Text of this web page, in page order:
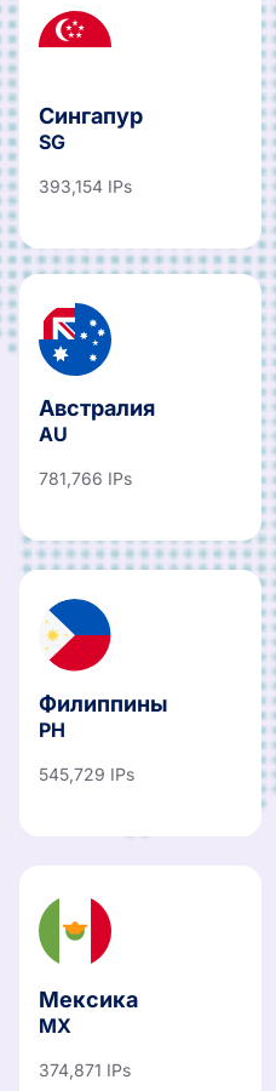
Сингапур
SG
393,154 IPs
Австралия
AU
781,766 IPs
Филиппины
PH
545,729 IPs
Мексика
MX
374,871 IPs